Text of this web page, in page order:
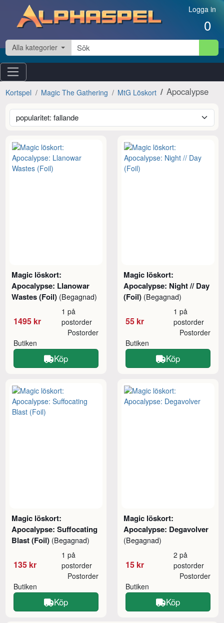
Hoppa till innehåll Logga in
0
Alla kategorier
Kortspel Magic The Gathering MtG Löskort Apocalypse
Magic löskort:
Apocalypse: Llanowar
Wastes (Foil) (Begagnad)
1495 kr
1 på
postorder
Butiken
Postorder
Köp
Magic löskort:
Apocalypse: Night // Day
(Foil) (Begagnad)
55 kr
1 på
postorder
Butiken
Postorder
Köp
Magic löskort:
Apocalypse: Suffocating
Blast (Foil) (Begagnad)
135 kr
1 på
postorder
Butiken
Postorder
Köp
Magic löskort:
Apocalypse: Degavolver
(Begagnad)
15 kr
2 på
postorder
Butiken
Postorder
Köp